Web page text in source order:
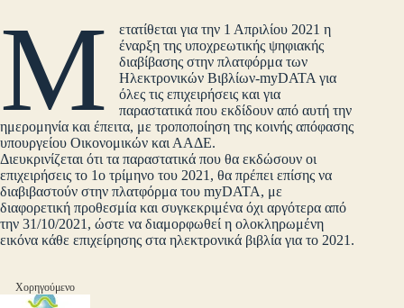
Μ
ετατίθεται για την 1 Απριλίου 2021 η
έναρξη της υποχρεωτικής ψηφιακής
διαβίβασης στην πλατφόρμα των
Ηλεκτρονικών Βιβλίων-myDATA για
όλες τις επιχειρήσεις και για
παραστατικά που εκδίδουν από αυτή την
ημερομηνία και έπειτα, με τροποποίηση της κοινής απόφασης
υπουργείου Οικονομικών και ΑΑΔΕ.
Διευκρινίζεται ότι τα παραστατικά που θα εκδώσουν οι
επιχειρήσεις το 1ο τρίμηνο του 2021, θα πρέπει επίσης να
διαβιβαστούν στην πλατφόρμα του myDATA, με
διαφορετική προθεσμία και συγκεκριμένα όχι αργότερα από
την 31/10/2021, ώστε να διαμορφωθεί η ολοκληρωμένη
εικόνα κάθε επιχείρησης στα ηλεκτρονικά βιβλία για το 2021.
Χορηγούμενο